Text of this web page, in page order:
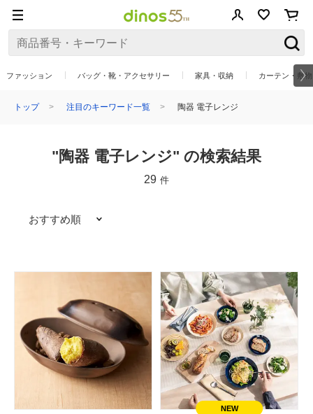
ファッション バッグ・靴・アクセサリー 家具・収納 カーテン・敷
トップ 注目のキーワード一覧 陶器 電子レンジ
"陶器 電子レンジ" の検索結果
29 件
おすすめ順